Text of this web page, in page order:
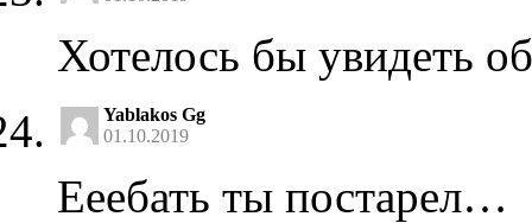
Хотелось бы увидеть
Yablakos Gg
01.10.2019
Ееебать ты постарел…